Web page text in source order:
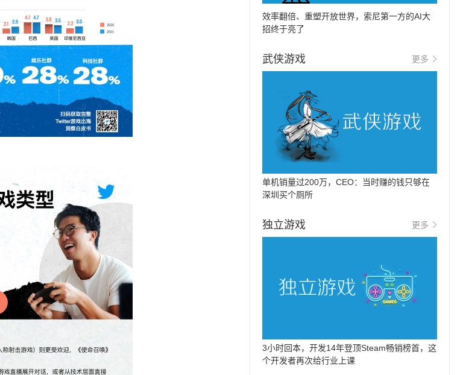
效率翻倍、重塑开放世界，索尼第一方的AI大
招终于亮了
武侠游戏 更多
单机销量过200万，CEO：当时赚的钱只够在
深圳买个厕所
独立游戏 更多
3小时回本，开发14年登顶Steam畅销榜首，这
个开发者再次给行业上课